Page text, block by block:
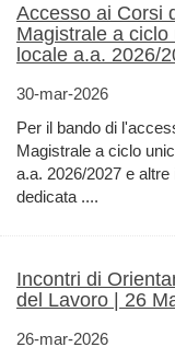
Accesso ai Corsi
Magistrale a
locale a.a. 2026/
30-mar-2026
Per il bando di
Magistrale a ciclo
a.a. 2026/2027 e
dedicata ....
Incontri di
del Lavoro | 26
26-mar-2026